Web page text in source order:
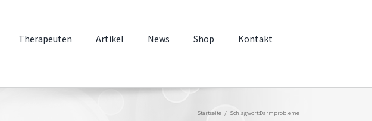
Therapeuten Artikel News Shop Kontakt
Startseite Schlagwort:Darmprobleme